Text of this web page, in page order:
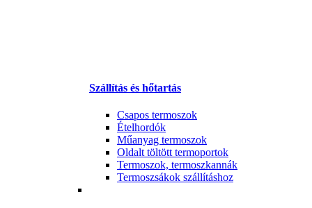
Szállítás és hőtartás
Csapos termoszok
Ételhordók
Műanyag termoszok
Oldalt töltött termoportok
Termoszok, termoszkannák
Termoszsákok szállításhoz